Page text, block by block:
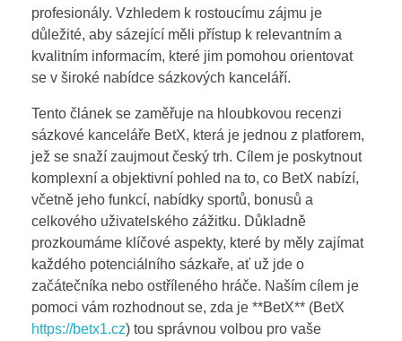
profesionály. Vzhledem k rostoucímu zájmu je
důležité, aby sázející měli přístup k relevantním a
kvalitním informacím, které jim pomohou orientovat
se v široké nabídce sázkových kanceláří.
Tento článek se zaměřuje na hloubkovou recenzi
sázkové kanceláře BetX, která je jednou z platforem,
jež se snaží zaujmout český trh. Cílem je poskytnout
komplexní a objektivní pohled na to, co BetX nabízí,
včetně jeho funkcí, nabídky sportů, bonusů a
celkového uživatelského zážitku. Důkladně
prozkoumáme klíčové aspekty, které by měly zajímat
každého potenciálního sázkaře, ať už jde o
začátečníka nebo ostříleného hráče. Naším cílem je
pomoci vám rozhodnout se, zda je **BetX** (BetX
https://betx1.cz) tou správnou volbou pro vaše